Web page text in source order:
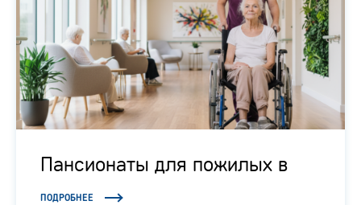
Пансионаты для пожилых в
Подмосковье
ПОДРОБНЕЕ